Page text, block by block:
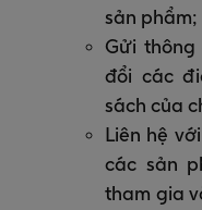
sản phẩm;
Gửi
đổi các
sách của
Liên hệ
các sản
tham gia